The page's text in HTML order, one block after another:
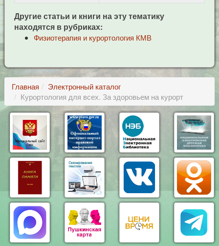
Другие статьи и книги на эту тематику
находятся в рубриках:
Физиотерапия и курортология КМВ
Главная
Электронный каталог
Курортология для всех. За здоровьем на курорт